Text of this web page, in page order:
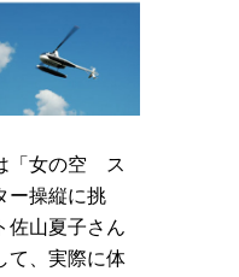
「女の空 ス
ー操縦に挑
佐山夏子さん
て、実際に体